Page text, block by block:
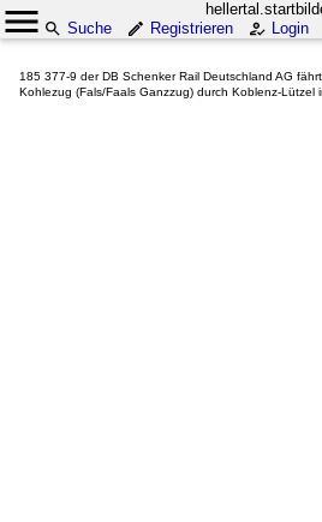
Suche
Registrieren Login
185 377-9 der DB Schenker Rail Deutschland AG
Kohlezug (Fals/Faals Ganzzug) durch Koblenz-Lützel